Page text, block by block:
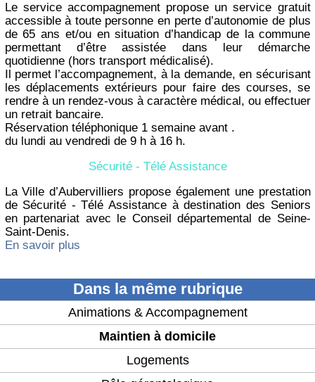
Le service accompagnement propose un service gratuit
accessible à toute personne en perte d’autonomie de plus
de 65 ans et/ou en situation d’handicap de la commune
permettant d’être assistée dans leur démarche
quotidienne (hors transport médicalisé).
Il permet l’accompagnement, à la demande, en sécurisant
les déplacements extérieurs pour faire des courses, se
rendre à un rendez-vous à caractère médical, ou effectuer
un retrait bancaire.
Réservation téléphonique 1 semaine avant .
du lundi au vendredi de 9 h à 16 h.
Sécurité - Télé Assistance
La Ville d’Aubervilliers propose également une prestation
de Sécurité - Télé Assistance à destination des Seniors
en partenariat avec le Conseil départemental de Seine-
Saint-Denis.
En savoir plus
Dans la même rubrique
Animations & Accompagnement
Maintien à domicile
Logements